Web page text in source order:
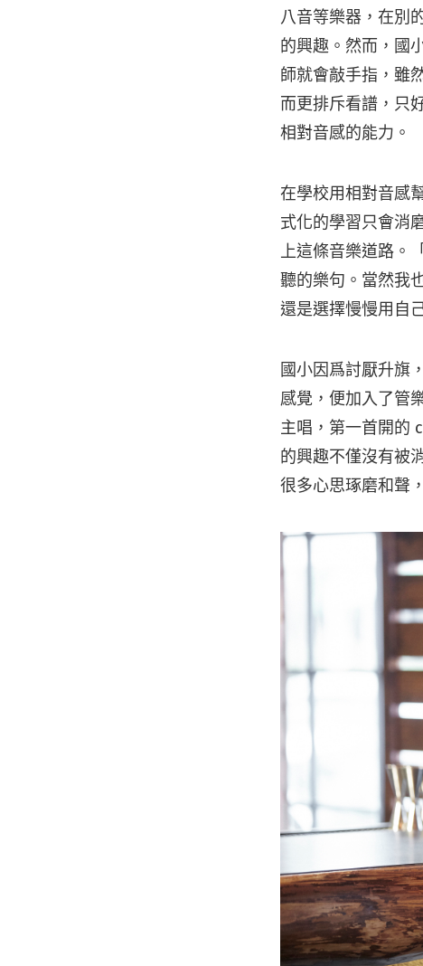
八音等樂器，在別
的興趣。然而，國
師就會敲手指，雖
而更排斥看譜，只
相對音感的能力。
在學校用相對音感
式化的學習只會消
上這條音樂道路。
聽的樂句。當然我
還是選擇慢慢用自
國小因爲討厭升旗
感覺，便加入了管
主唱，第一首開的
的興趣不僅沒有被
很多心思琢磨和聲